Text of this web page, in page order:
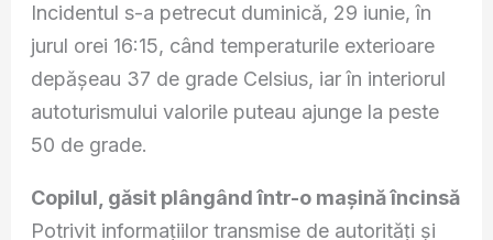
Incidentul s-a petrecut duminică, 29 iunie, în
jurul orei 16:15, când temperaturile exterioare
depășeau 37 de grade Celsius, iar în interiorul
autoturismului valorile puteau ajunge la peste
50 de grade.
Copilul, găsit plângând într-o mașină încinsă
Potrivit informațiilor transmise de autorități și